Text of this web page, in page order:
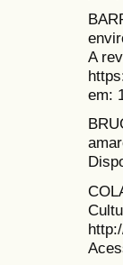
A
em: